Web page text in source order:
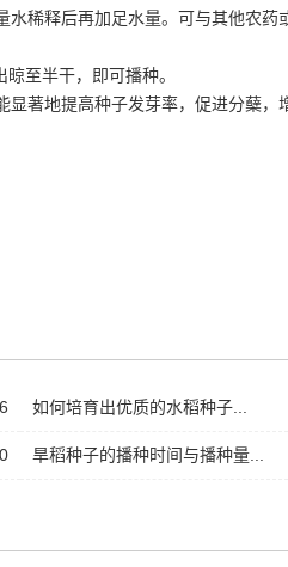
稀释后再加足水量。可与其他农药
至半干，即可播种。
著地提高种子发芽率，促进分蘖，
如何培育出优质的水稻种子...
旱稻种子的播种时间与播种量...